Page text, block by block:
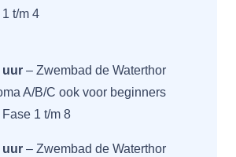
t/m 4
uur – Zwembad de Waterthor
A/B/C ook voor beginners
1 t/m 8
uur – Zwembad de Waterthor